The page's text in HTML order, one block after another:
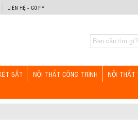
LIÊN HỆ - GÓP Ý
SẮT NỘI THẤT CÔNG TRÌNH NỘI THẤT